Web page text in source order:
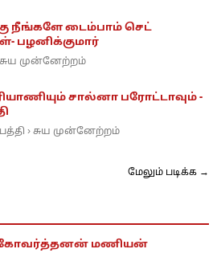
நீங்களே டைம்பாம் செட்
பழனிக்குமார்
சுய முன்னேற்றம்
சால்னா பரோட்டாவும் -
பத்தி › சுய முன்னேற்றம்
மேலும் படிக்க →
மணியன்